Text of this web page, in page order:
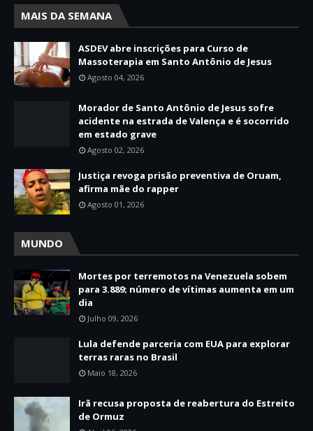
MAIS DA SEMANA
ASDEV abre inscrições para Curso de
Massoterapia em Santo Antônio de Jesus
Agosto 04, 2026
Morador de Santo Antônio de Jesus sofre
acidente na estrada de Valença e é socorrido
em estado grave
Agosto 02, 2026
Justiça revoga prisão preventiva de Oruam,
afirma mãe do rapper
Agosto 01, 2026
MUNDO
Mortes por terremotos na Venezuela sobem
para 3.889; número de vítimas aumenta em um
dia
Julho 09, 2026
Lula defende parceria com EUA para explorar
terras raras no Brasil
Maio 18, 2026
Irã recusa proposta de reabertura do Estreito
de Ormuz